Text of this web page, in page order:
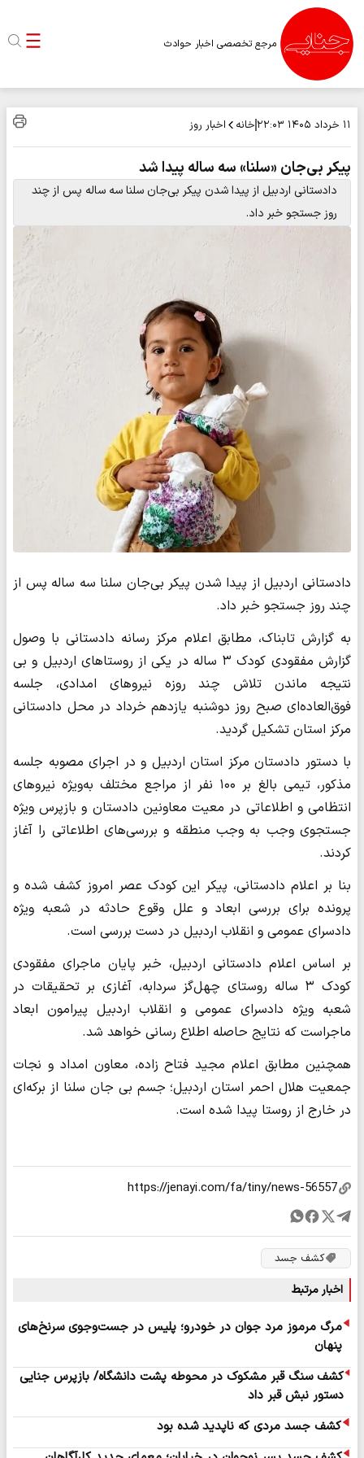
مرجع تخصصی اخبار حوادث
۱۱ خرداد ۱۴۰۵ ۲۲:۰۳ خانه اخبار روز
پیکر بی‌جان «سلنا» سه ساله پیدا شد
دادستانی اردبیل از پیدا شدن پیکر بی‌جان سلنا سه ساله پس از چند
روز جستجو خبر داد.
دادستانی اردبیل از پیدا شدن پیکر بی‌جان سلنا سه ساله پس از
چند روز جستجو خبر داد.
به گزارش تابناک، مطابق اعلام مرکز رسانه دادستانی با وصول
گزارش مفقودی کودک ۳ ساله در یکی از روستاهای اردبیل و بی
نتیجه ماندن تلاش چند روزه نیروهای امدادی، جلسه
فوق‌العاده‌ای صبح روز دوشنبه یازدهم خرداد در محل دادستانی
مرکز استان تشکیل گردید.
با دستور دادستان مرکز استان اردبیل و در اجرای مصوبه جلسه
مذکور، تیمی بالغ بر ۱۰۰ نفر از مراجع مختلف به‌ویژه نیروهای
انتظامی و اطلاعاتی در معیت معاونین دادستان و بازپرس ویژه
جستجوی وجب به وجب منطقه و بررسی‌های اطلاعاتی را آغاز
کردند.
بنا بر اعلام دادستانی، پیکر این کودک عصر امروز کشف شده و
پرونده برای بررسی ابعاد و علل وقوع حادثه در شعبه ویژه
دادسرای عمومی و انقلاب اردبیل در دست بررسی است.
بر اساس اعلام دادستانی اردبیل، خبر پایان ماجرای مفقودی
کودک ۳ ساله روستای چهل‌گز سردابه، آغازی بر تحقیقات در
شعبه ویژه دادسرای عمومی و انقلاب اردبیل پیرامون ابعاد
ماجراست که نتایج حاصله اطلاع رسانی خواهد شد.
همچنین مطابق اعلام مجید فتاح زاده، معاون امداد و نجات
جمعیت هلال احمر استان اردبیل؛ جسم بی جان سلنا از برکه‌ای
در خارج از روستا پیدا شده است.
کشف جسد
اخبار مرتبط
مرگ مرموز مرد جوان در خودرو؛ پلیس در جست‌وجوی سرنخ‌های
پنهان
کشف سنگ قبر مشکوک در محوطه پشت دانشگاه/ بازپرس جنایی
دستور نبش قبر داد
کشف جسد مردی که ناپدید شده بود